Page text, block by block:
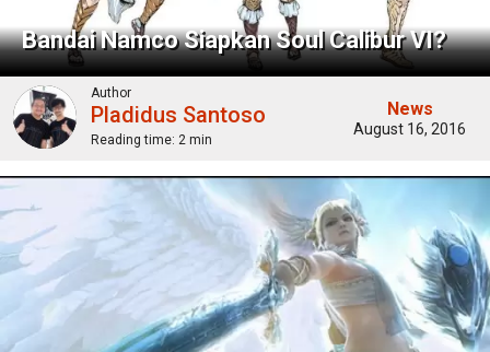
Bandai Namco Siapkan Soul Calibur VI?
Author
Pladidus Santoso
Reading time: 2 min
News
August 16, 2016